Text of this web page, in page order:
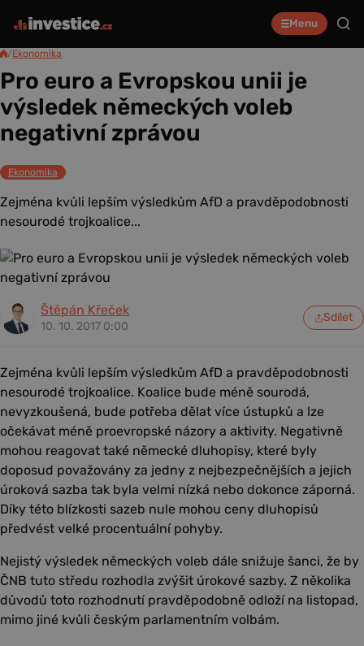
Menu
/Ekonomika
Pro euro a Evropskou unii je
výsledek německých voleb
negativní zprávou
Ekonomika
Zejména kvůli lepším výsledkům AfD a pravděpodobnosti
nesourodé trojkoalice...
Štěpán Křeček
10. 10. 2017 0:00
Sdílet
Zejména kvůli lepším výsledkům AfD a pravděpodobnosti
nesourodé trojkoalice. Koalice bude méně sourodá,
nevyzkoušená, bude potřeba dělat více ústupků a lze
očekávat méně proevropské názory a aktivity. Negativně
mohou reagovat také německé dluhopisy, které byly
doposud považovány za jedny z nejbezpečnějších a jejich
úroková sazba tak byla velmi nízká nebo dokonce záporná.
Díky této blízkosti sazeb nule mohou ceny dluhopisů
předvést velké procentuální pohyby.
Nejistý výsledek německých voleb dále snižuje šanci, že by
ČNB tuto středu rozhodla zvýšit úrokové sazby. Z několika
důvodů toto rozhodnutí pravděpodobně odloží na listopad,
mimo jiné kvůli českým parlamentním volbám.